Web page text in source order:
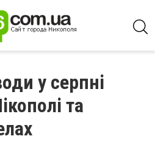
у серпні
та